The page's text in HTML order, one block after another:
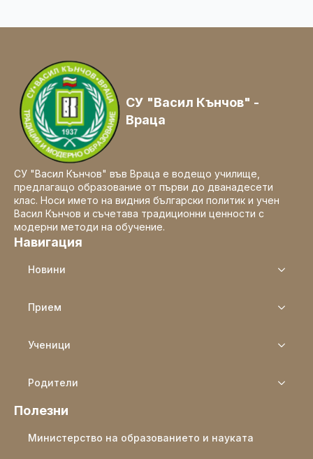
СУ "Васил Кънчов" -
Враца
СУ "Васил Кънчов" във Враца е водещо училище,
предлагащо образование от първи до дванадесети
клас. Носи името на видния български политик и учен
Васил Кънчов и съчетава традиционни ценности с
модерни методи на обучение.
Навигация
Новини
Прием
Ученици
Родители
Полезни
Министерство на образованието и науката